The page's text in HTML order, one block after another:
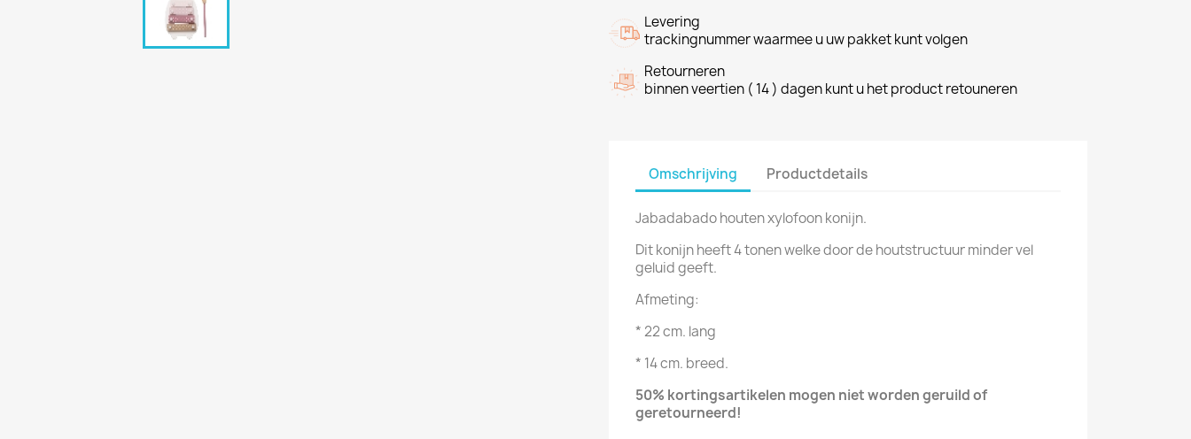
Levering
trackingnummer waarmee u uw pakket kunt volgen
Retourneren
binnen veertien ( 14 ) dagen kunt u het product retouneren
Omschrijving Productdetails
Jabadabado houten xylofoon konijn.
Dit konijn heeft 4 tonen welke door de houtstructuur minder vel
geluid geeft.
Afmeting:
* 22 cm. lang
* 14 cm. breed.
50% kortingsartikelen mogen nietworden geruild of
geretourneerd!